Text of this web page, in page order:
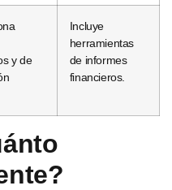
y de
Incluye
herramientas
de informes
financieros.